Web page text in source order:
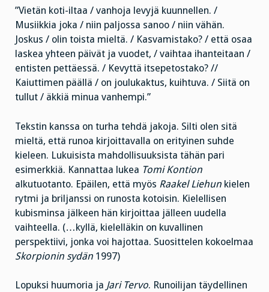
”Vietän koti-iltaa / vanhoja levyjä kuunnellen. /
Musiikkia joka / niin paljossa sanoo / niin vähän.
Joskus / olin toista mieltä. / Kasvamistako? / että osaa
laskea yhteen päivät ja vuodet, / vaihtaa ihanteitaan /
entisten pettäessä. / Kevyttä itsepetostako? //
Kaiuttimen päällä / on joulukaktus, kuihtuva. / Siitä on
tullut / äkkiä minua vanhempi.”
Tekstin kanssa on turha tehdä jakoja. Silti olen sitä
mieltä, että runoa kirjoittavalla on erityinen suhde
kieleen. Lukuisista mahdollisuuksista tähän pari
esimerkkiä. Kannattaa lukea Tomi Kontion
alkutuotanto. Epäilen, että myös Raakel Liehun kielen
rytmi ja briljanssi on runosta kotoisin. Kielellisen
kubisminsa jälkeen hän kirjoittaa jälleen uudella
vaihteella. (…kyllä, kielelläkin on kuvallinen
perspektiivi, jonka voi hajottaa. Suosittelen kokoelmaa
Skorpionin sydän 1997)
Lopuksi huumoria ja Jari Tervo. Runoilijan täydellinen